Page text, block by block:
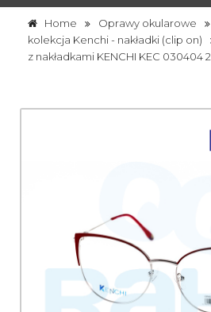
Home
Oprawy okularowe
kolekcja Kenchi - nakładki (clip on)
z nakładkami KENCHI KEC 030404 2